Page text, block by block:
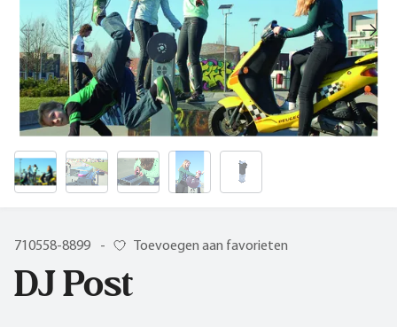
710558-8899 - Toevoegen aan favorieten
DJ Post